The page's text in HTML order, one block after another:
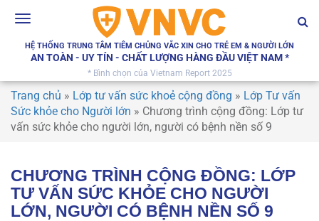
Toggle
HỆ THỐNG TRUNG TÂM TIÊM CHỦNG VẮC XIN CHO TRẺ EM & NGƯỜI LỚN
AN TOÀN - UY TÍN - CHẤT LƯỢNG HÀNG ĐẦU VIỆT NAM *
* Bình chọn của Vietnam Report 2025
Trang chủ » Lớp tư vấn sức khoẻ cộng đồng » Lớp Tư vấn
Sức khỏe cho Người lớn » Chương trình cộng đồng: Lớp tư
vấn sức khỏe cho người lớn, người có bệnh nền số 9
CHƯƠNG TRÌNH CỘNG ĐỒNG: LỚP
TƯ VẤN SỨC KHỎE CHO NGƯỜI
LỚN, NGƯỜI CÓ BỆNH NỀN SỐ 9